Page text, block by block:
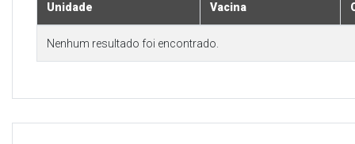
Unidade Vacina
Nenhum resultado foi encontrado.